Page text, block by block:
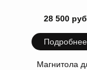
28 500 руб
Подробнее
Магнитола